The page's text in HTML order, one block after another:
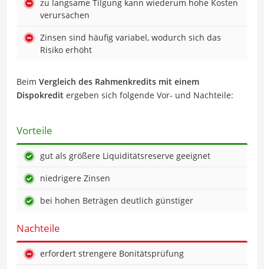
zu langsame Tilgung kann wiederum hohe Kosten
verursachen
Zinsen sind häufig variabel, wodurch sich das
Risiko erhöht
Beim Vergleich des Rahmenkredits mit einem
Dispokredit ergeben sich folgende Vor- und Nachteile:
Vorteile
gut als größere Liquiditätsreserve geeignet
niedrigere Zinsen
bei hohen Beträgen deutlich günstiger
Nachteile
erfordert strengere Bonitätsprüfung